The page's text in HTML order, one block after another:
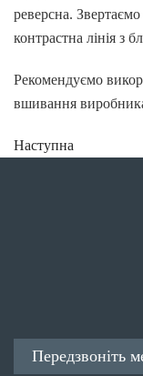
реверсна.
контрастна лінія з
Рекомендуємо
вшивання
Наступна
Передзвоніть